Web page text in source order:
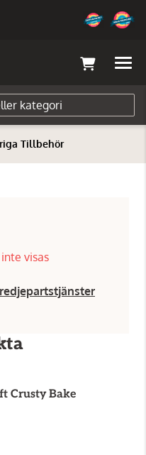
Tillbehör
visas
Crusty Bake